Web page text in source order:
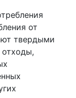
от
твердыми